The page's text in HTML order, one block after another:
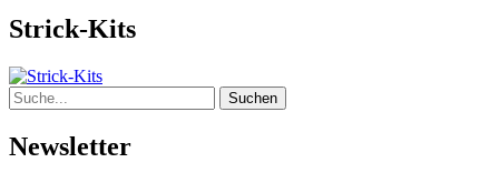
Strick-Kits
Suche
Newsletter